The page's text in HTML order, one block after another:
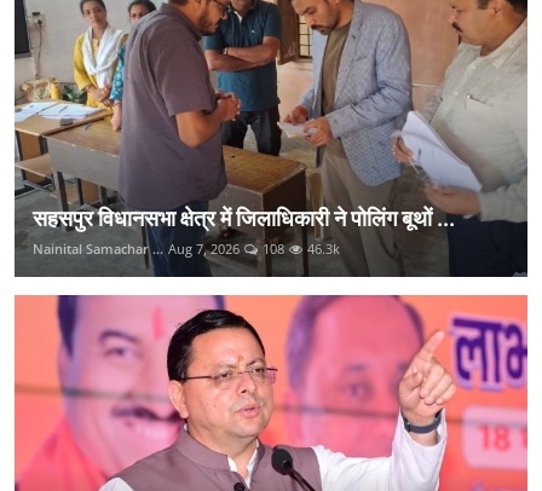
सहसपुर विधानसभा क्षेत्र में जिलाधिकारी ने पोलिंग बूथों ...
Nainital Samachar ... Aug 7, 2026 108 46.3k